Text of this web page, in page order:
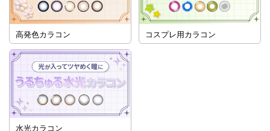
高発色カラコン コスプレ用カラコン
水光カラコン